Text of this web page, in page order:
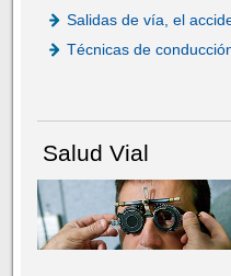
Salidas de vía, el
Técnicas de
Salud Vial